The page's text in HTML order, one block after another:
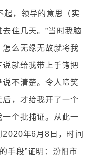
起，领导的意思（实
住几天。”当时我脑
么无缘无故就将我
就给我带上手铐把
不清楚。令人啼笑
后，才给我开了一个
个批捕证。从此一
2020年6月8日，时间
手段”证明：汾阳市